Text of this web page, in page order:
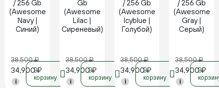
/ 256 Gb
(Awesome
Navy |
Синий)
38,500₽
34,900₽
i
В
корзину
Gb
(Awesome
Lilac |
Сиреневый)
38,500₽
34,900₽
i
В
корзину
/ 256 Gb
(Awesome
Icyblue |
Голубой)
38,500₽
34,900₽
i
В
корзину
/ 256 Gb
(Awesome
Gray |
Серый)
38,500₽
34,900₽
i
В